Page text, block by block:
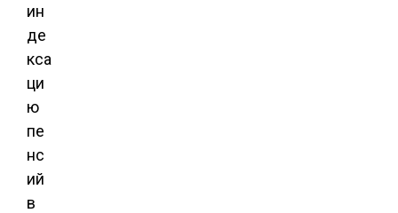
ин
де
кса
ци
ю
пе
нс
ий
в